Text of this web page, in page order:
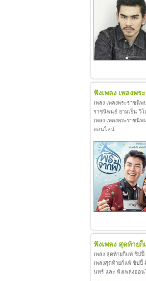
ฟังเพลง เพลงพร
เพลง เพลงพระราชนิพ
ราชนิพนธ์ ยามเย็น วิโ
เพลง เพลงพระราชนิ
ออนไลน์
ฟังเพลง สุดท้าย
เพลง สุดท้ายก็แพ้ ชิป
เพลงสุดท้ายก็แพ้ ชิปปี้
นทร์ และ ฟังเพลงออ